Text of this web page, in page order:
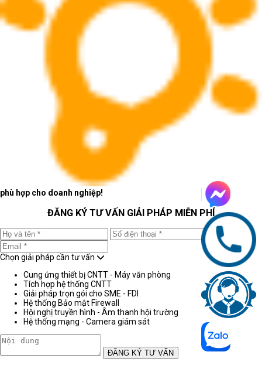
phù hợp cho doanh nghiệp!
ĐĂNG KÝ TƯ VẤN GIẢI PHÁP MIỄN PHÍ
Chọn giải pháp cần tư vấn
Cung ứng thiết bị CNTT - Máy văn phòng
Tích hợp hệ thống CNTT
Giải pháp trọn gói cho SME - FDI
Hệ thống Bảo mật Firewall
Hội nghị truyền hình - Âm thanh hội trường
Hệ thống mạng - Camera giám sát
ĐĂNG KÝ TƯ VẤN